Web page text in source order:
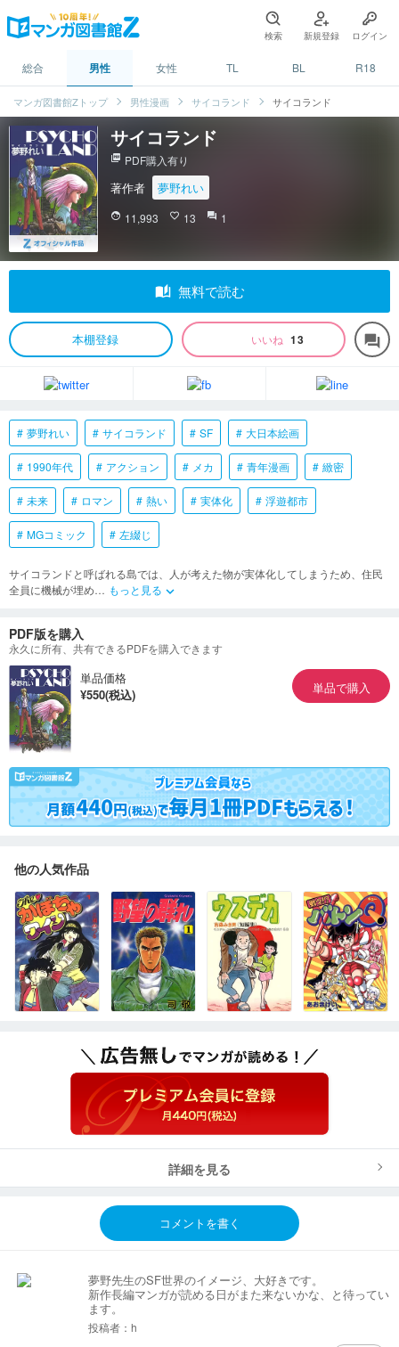
検索 新規登録 ログイン
総合 男性 女性 TL BL R18
マンガ図書館Zトップ 男性漫画 サイコランド サイコランド
サイコランド
picture_as_pdf PDF購入有り
著作者 夢野れい
face 11,993 favorite_border 13 question_answer 1
auto_stories 無料で読む
本棚登録 いいね 13 forum
夢野れい サイコランド SF 大日本絵画
1990年代 アクション メカ 青年漫画 緻密
未来 ロマン 熱い 実体化 浮遊都市
MGコミック 左綴じ
サイコランドと呼ばれる島では、人が考えた物が実体化してしまうため、住民
全員に機械が埋め… もっと見る keyboard_arrow_down
PDF版を購入
永久に所有、共有できるPDFを購入できます
単品価格
¥550(税込)
単品で購入
他の人気作品
詳細を見る
コメントを書く
夢野先生のSF世界のイメージ、大好きです。
新作長編マンガが読める日がまた来ないかな、と待ってい
ます。
投稿者：h